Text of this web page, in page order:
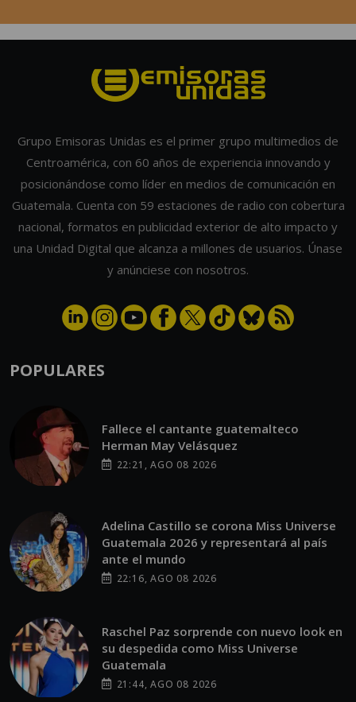
Grupo Emisoras Unidas es el primer grupo multimedios de
Centroamérica, con 60 años de experiencia innovando y
posicionándose como líder en medios de comunicación en
Guatemala. Cuenta con 59 estaciones de radio con cobertura
nacional, formatos en publicidad exterior de alto impacto y
una Unidad Digital que alcanza a millones de usuarios. Únase
y anúnciese con nosotros.
POPULARES
Fallece el cantante guatemalteco
Herman May Velásquez
22:21, AGO 08 2026
Adelina Castillo se corona Miss Universe
Guatemala 2026 y representará al país
ante el mundo
22:16, AGO 08 2026
Raschel Paz sorprende con nuevo look en
su despedida como Miss Universe
Guatemala
21:44, AGO 08 2026